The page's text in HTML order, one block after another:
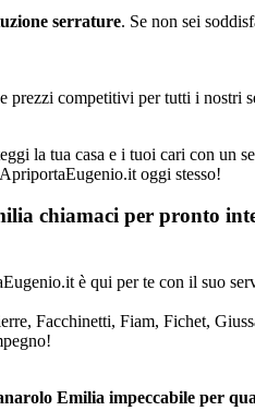
serrature. Se non sei
prezzi competitivi per tutti i nostri
la tua casa e i tuoi cari con un
oggi stesso!
chiamaci per pronto
è qui per te con il suo
Facchinetti, Fiam, Fichet,
Emilia impeccabile per